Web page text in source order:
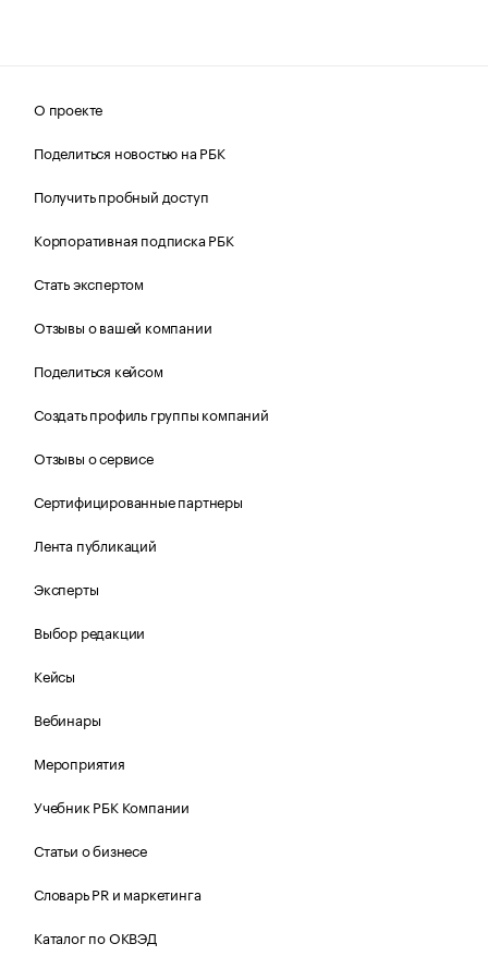
О проекте
Поделиться новостью на РБК
Получить пробный доступ
Корпоративная подписка РБК
Стать экспертом
Отзывы о вашей компании
Поделиться кейсом
Создать профиль группы компаний
Отзывы о сервисе
Сертифицированные партнеры
Лента публикаций
Эксперты
Выбор редакции
Кейсы
Вебинары
Мероприятия
Учебник РБК Компании
Статьи о бизнесе
Словарь PR и маркетинга
Каталог по ОКВЭД